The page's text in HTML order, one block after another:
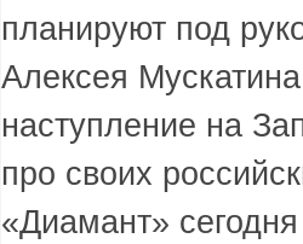
планируют под
Алексея
наступление на
про своих
«Диамант»